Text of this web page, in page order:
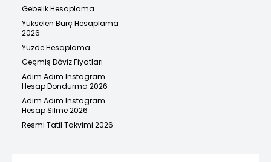
Gebelik Hesaplama
Yükselen Burç Hesaplama
2026
Yüzde Hesaplama
Geçmiş Döviz Fiyatları
Adım Adım Instagram
Hesap Dondurma 2026
Adım Adım Instagram
Hesap Silme 2026
Resmi Tatil Takvimi 2026